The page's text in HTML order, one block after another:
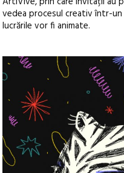
vedea procesul creativ într-
lucrările vor fi animate.